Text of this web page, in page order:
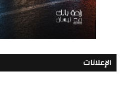
الإعلانات